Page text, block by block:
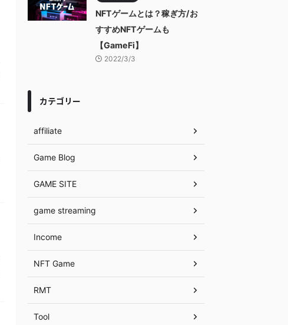
NFTゲームとは？稼ぎ方/お
すすめNFTゲームも
【GameFi】
2022/3/3
カテゴリー
affiliate
Game Blog
GAME SITE
game streaming
Income
NFT Game
RMT
Tool